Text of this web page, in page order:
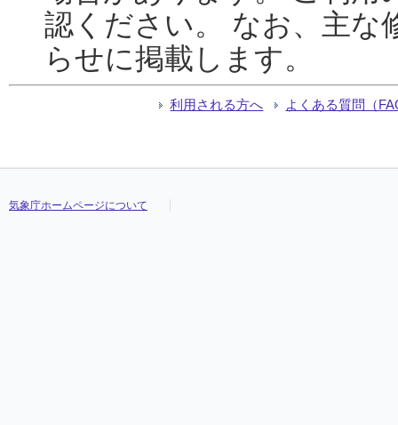
認ください。 なお、主な
らせに掲載します。
利用される方へ よくある質問（
気象庁ホームページについて